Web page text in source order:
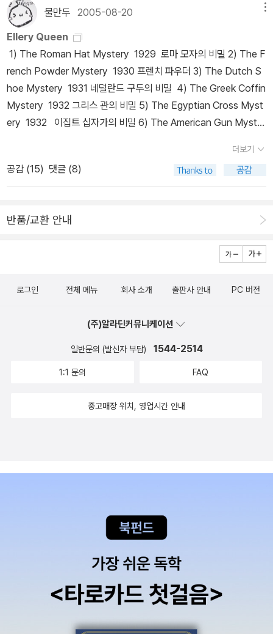
드래곤 살인사건,카지노 살인사건,가든 살인사건-3권 2천년대 북스
피어 스카라베 살인 사건,겨울 살인 사건, 주교 살인 사건,그레이시 앨
런 살인 사건 위에서 보시다시피 각 추리 문고별로 밴다인의 책들이
제각각 나와 있어 추리 소설애독자들이 구하는데도 문제가 있지만 다
모아도 출판사별로 제각각이어서 진열하기도 애로사항이 큰 편입니
다. 해문의 경우 처음 번역되는 2권(드래곤과 카지노)를 내놓으면서
후속작도 출간할 뜻을 비추다가 판매 부진탓인지 조용히 사그라들었
는 겨울 살인사건과 그레이시 앨런 살인사건을 출간하면서 밴다인의
추리 소설 전 12권을 번역한다며 추리 소설 애독자들을 들뜨게 했지
만 역시 판매 부진탓인지 2009년이후 밴다인의 책을 출간하지 않고
서 DMB,해문,북스피어별로 가지고 있고 앞서 말한대로 판형이 제각
살인 사건을 출간하지 않는한 또 어느 출판사에서 언제 밴다인의 책
판사별로 다 갖고 있습니다.개인적으로 이번 검은숲에서 전 9권이 다
쌍둥이 미스터리,스페인 곶 미스터리만이라도 우선 출간 되었으면 하
네요. 아마 웬만한 추리 소설 애독자라면 퀸의 국명 시리즈는 이미 갖
가 판매 부진을 이유로 다음 책들을 출간하지 않을 수도 있기 때문입
즈가 이번에는 정말 다 출간되었으면 합니다.그러면 비록 다소의 돈
먼드 챈들러의 필립 말로 시리즈그 뒤를 잇는 로스 맥도널드의 루 아
처 시리즈가볍게 읽을 수 있는 얼 스탠리 가드너의 페리 메이슨 시리
즈가 있습니다.또한 각 나라별로 상을 수상한 작품도 있고 사회파나
범죄소설로 나뉘는 요즘 작품도 있읍니다.추리소설도 작가마다 선호
도가 다르고 각기 비슷한 내용이라도 취향이 다를 수 있으니 각자가
좋아하는 장르와 작가를 발견하는 기쁨을 누리기시 바랍니다.각 시리
즈는 시리즈... 작가의 작품목록은 작가의 작품 목록 지금 안 읽으면
후회할 작가로는 기리노 나츠오미야베 미유키히가시노 게이고미넷
월터스제프리 디버 그리고 앞으로 계속 나올 작품들의 주목을 잊지
마시구요~
물만두 2005-08-20
Ellery Queen
1) The Roman Hat Mystery 1929 로마 모자의 비밀 2) The F
rench Powder Mystery 1930 프렌치 파우더 3) The Dutch S
hoe Mystery 1931 네덜란드 구두의 비밀 4) The Greek Coffin
Mystery 1932 그리스 관의 비밀 5) The Egyptian Cross Myst
ery 1932 이집트 십자가의 비밀 6) The American Gun Myster
amese Twin Mystery 1933 8) The Chinese Orange Myster
y 1934 차이나 오렌지 9) The Spanish Cape Mystery 1935 1
0) The Adventures of Ellery Queen (short stories) 1934 엘
Door Between 1937 13) The Devil to Pay 1938 14) The F
our of Hearts 1938 트럼프 살인 사건 15) The Dragon's Teet
h (Also published as: The Virgin Heiresses) 1939 16) The N
등불17) Ellery Queen, Master Detective (Also published as:
1941 19) The Perfect Crime 1942 20) Calamity Town 194
2 재앙의 거리 Wrightsville 121) There Was an Old Woman (Al
urderer Is a Fox 1945 폭스가의 살인 Wrightsville 223) The C
ys' Wonder 1948 10일간의 불가사의 Wrightsville 325) Cat of
1) The Glass Village 1954 32) QBI: Queen's Bureau of Inve
stigation (short stories) 1954 33) The Hollywood Murder
nishing Stroke 1958 36) The Scrolls of Lysis 1962 37) Th
e Player on the Other Side 1963 38) And on the Eighth Da
y 1964 39) The Fourth Side of the Triangle 1965 40) Dea
더보기
공감 (15) 댓글 (8)
반품/교환 안내
로그인 전체 메뉴 회사 소개 출판사 안내 PC 버전
(주)알라딘커뮤니케이션
일반문의 (발신자 부담) 1544-2514
1:1 문의 FAQ
중고매장 위치, 영업시간 안내